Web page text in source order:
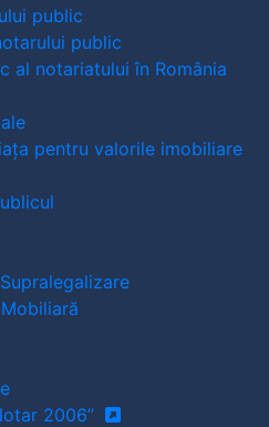
public
public
al notariatului în România
pentru valorile imobiliare
2006”